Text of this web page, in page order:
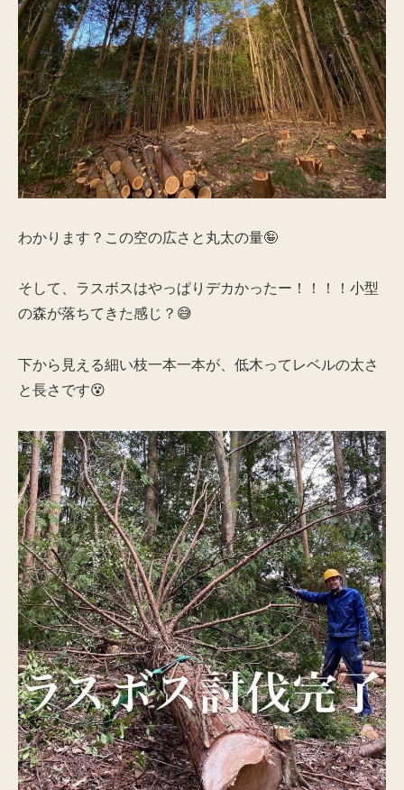
わかります？この空の広さと丸太の量🤪
そして、ラスボスはやっぱりデカかったー！！！！小型
の森が落ちてきた感じ？😅
下から見える細い枝一本一本が、低木ってレベルの太さ
と長さです😵